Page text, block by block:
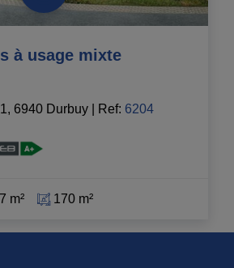
à usage mixte
6940 Durbuy Ref: 6204
m² 170 m²